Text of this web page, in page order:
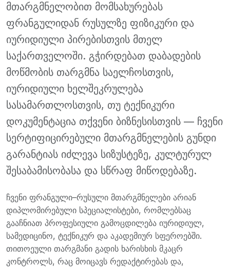
მთარგმნელობით მომსახურებას
ფრანგულიდან რუსულზე ფიზიკური და
იურიდიული პირებისთვის მთელ
საქართველოში. გჭირდებათ დაბადების
მოწმობის თარგმნა საელჩოსთვის,
იურიდიული ხელშეკრულება
სასამართლოსთვის, თუ ტექნიკური
დოკუმენტაცია თქვენი ბიზნესისთვის — ჩვენი
სერტიფიცირებული მთარგმნელების გუნდი
გარანტიას იძლევა სიზუსტეზე, კულტურულ
შესაბამისობასა და სწრაფ მიწოდებაზე.
ჩვენი ფრანგული–რუსული მთარგმნელები არიან
დიპლომირებული სპეციალისტები, რომლებსაც
გააჩნიათ პროფესიული გამოცდილება იურიდიულ,
სამედიცინო, ტექნიკურ და აკადემიურ სფეროებში.
თითოეული თარგმანი გადის ხარისხის მკაცრ
კონტროლს, რაც მოიცავს რედაქტირებას და,